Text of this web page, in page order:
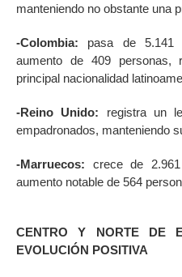
manteniendo no obstante una
-Colombia: pasa de 5.141
aumento de 409 personas,
principal nacionalidad
-Reino Unido: registra un
empadronados, manteniendo
-Marruecos: crece de
aumento notable de 564
CENTRO Y NORTE DE
EVOLUCIÓN POSITIVA